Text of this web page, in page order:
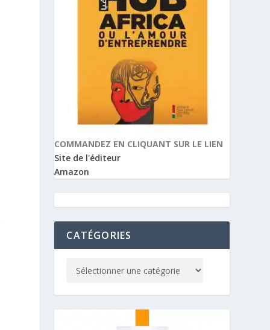
COMMANDEZ EN CLIQUANT SUR LE LIEN
Site de l'éditeur
Amazon
CATÉGORIES